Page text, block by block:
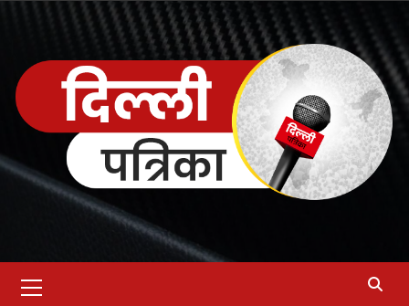
content
Menu